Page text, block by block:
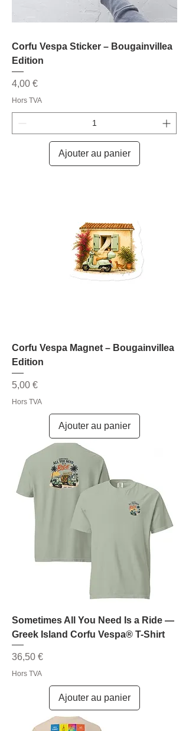
Corfu Vespa Sticker – Bougainvillea
Edition
Prix
4,00 €
Hors TVA
Ajouter au panier
Corfu Vespa Magnet – Bougainvillea
Edition
Prix
5,00 €
Hors TVA
Ajouter au panier
Sometimes All You Need Is a Ride —
Greek Island Corfu Vespa® T-Shirt
Prix
36,50 €
Hors TVA
Ajouter au panier